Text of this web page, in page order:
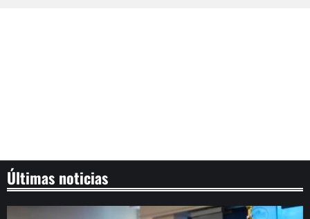
Últimas noticias